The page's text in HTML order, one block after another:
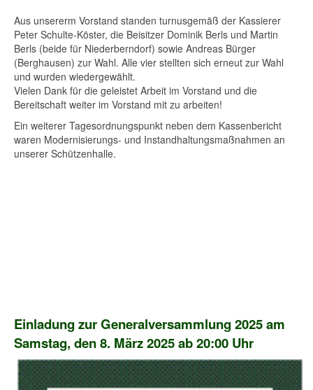
Aus unsererm Vorstand standen turnusgemäß der Kassierer
Peter Schulte-Köster, die Beisitzer Dominik Berls und Martin
Berls (beide für Niederberndorf) sowie Andreas Bürger
(Berghausen) zur Wahl. Alle vier stellten sich erneut zur Wahl
und wurden wiedergewählt.
Vielen Dank für die geleistet Arbeit im Vorstand und die
Bereitschaft weiter im Vorstand mit zu arbeiten!
Ein weiterer Tagesordnungspunkt neben dem Kassenbericht
waren Modernisierungs- und Instandhaltungsmaßnahmen an
unserer Schützenhalle.
Einladung zur Generalversammlung 2025 am
Samstag, den 8. März 2025 ab 20:00 Uhr